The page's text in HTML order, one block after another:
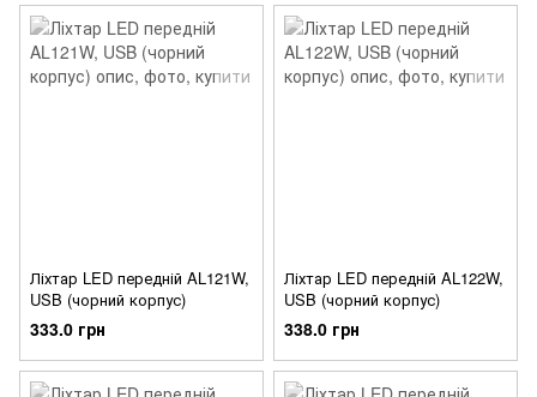
Ліхтар LED передній AL121W,
USB (чорний корпус)
333.0 грн
Ліхтар LED передній AL122W,
USB (чорний корпус)
338.0 грн